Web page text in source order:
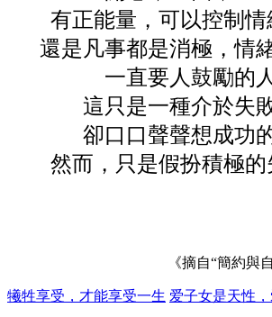
有正能量，可以控制情
還是凡事都是消極，情
一直要人鼓勵的
這只是一種介於失
卻口口聲聲想成功
然而，只是假扮積極的
《摘自“簡約與
犧牲享受，才能享受一生 爱子女是天性